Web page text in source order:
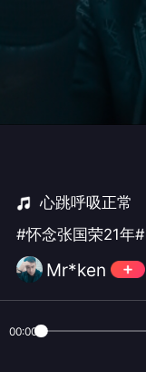
心跳呼吸正常
#怀念张国荣21年#
Mr*ken
00:00